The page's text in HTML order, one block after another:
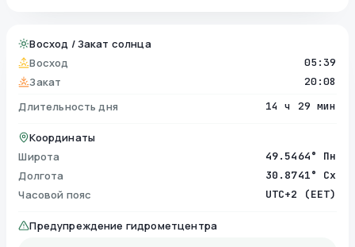
Восход / Закат солнца
Восход
05:39
Закат 20:08
Длительность дня 14 ч 29 мин
Координаты
Широта
49.5464° Пн
Долгота 30.8741° Сх
Часовой пояс UTC+2 (EET)
Предупреждение гидрометцентра